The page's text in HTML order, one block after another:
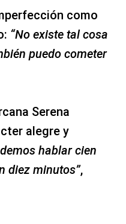
como
“No existe tal cosa
puedo cometer
Serena
alegre y
hablar cien
diez minutos”,